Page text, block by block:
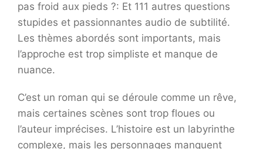
pas froid aux pieds ?: Et 111 autres questions
stupides et passionnantes audio de subtilité.
Les thèmes abordés sont importants, mais
l’approche est trop simpliste et manque de
nuance.
C’est un roman qui se déroule comme un rêve,
mais certaines scènes sont trop floues ou
l’auteur imprécises. L’histoire est un labyrinthe
complexe, mais les personnages manquent